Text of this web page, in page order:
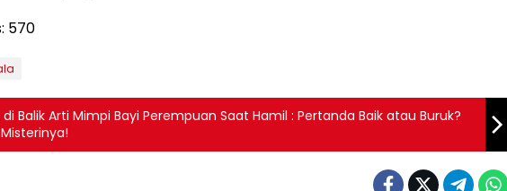
570
di Balik Arti Mimpi Bayi Perempuan Saat Hamil : Pertanda Baik atau Buruk?